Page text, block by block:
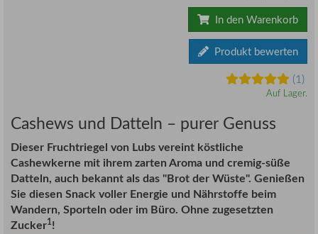
In den Warenkorb
Produkt bewerten
(1)
Auf Lager.
Cashews und Datteln – purer Genuss
Dieser Fruchtriegel von Lubs vereint köstliche
Cashewkerne mit ihrem zarten Aroma und cremig-süße
Datteln, auch bekannt als das "Brot der Wüste". Genießen
Sie diesen Snack voller Energie und Nährstoffe beim
Wandern, Sporteln oder im Büro. Ohne zugesetzten
Zucker1!